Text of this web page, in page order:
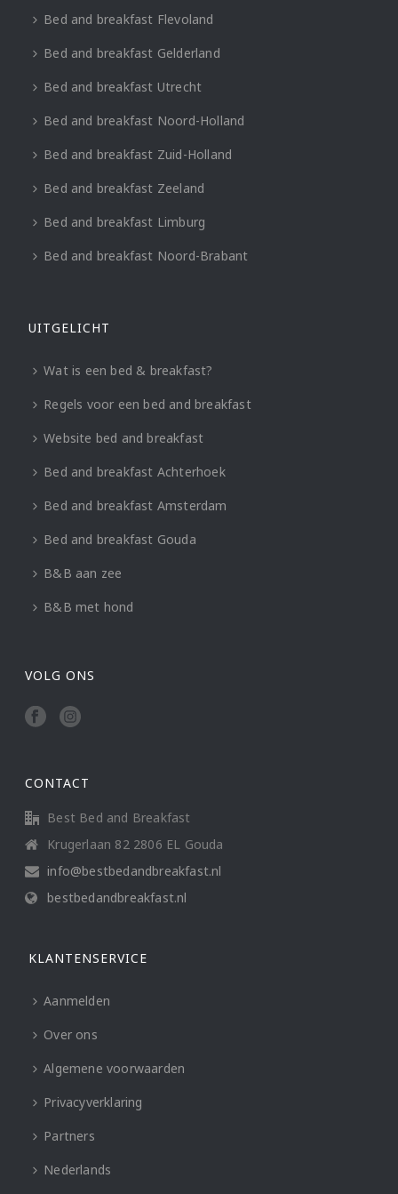
Bed and breakfast Flevoland
Bed and breakfast Gelderland
Bed and breakfast Utrecht
Bed and breakfast Noord-Holland
Bed and breakfast Zuid-Holland
Bed and breakfast Zeeland
Bed and breakfast Limburg
Bed and breakfast Noord-Brabant
UITGELICHT
Wat is een bed & breakfast?
Regels voor een bed and breakfast
Website bed and breakfast
Bed and breakfast Achterhoek
Bed and breakfast Amsterdam
Bed and breakfast Gouda
B&B aan zee
B&B met hond
VOLG ONS
CONTACT
Best Bed and Breakfast
Krugerlaan 82 2806 EL Gouda
info@bestbedandbreakfast.nl
bestbedandbreakfast.nl
KLANTENSERVICE
Aanmelden
Over ons
Algemene voorwaarden
Privacyverklaring
Partners
Nederlands